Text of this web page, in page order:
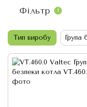
Фільтр 1
Тип виробу Група